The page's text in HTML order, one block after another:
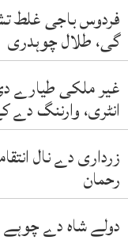
فردوس باجی غلط
گی، طلال چوہدری
غیر ملکی طیارے
انٹری، وارننگ دے
زرداری دے نال
رحمان
دولے شاہ دے چوہے